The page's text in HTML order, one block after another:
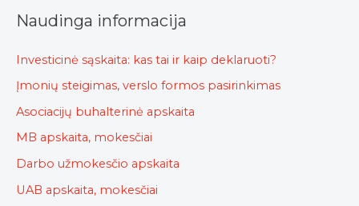
Naudinga informacija
Investicinė sąskaita: kas tai ir kaip deklaruoti?
Įmonių steigimas, verslo formos pasirinkimas
Asociacijų buhalterinė apskaita
MB apskaita, mokesčiai
Darbo užmokesčio apskaita
UAB apskaita, mokesčiai